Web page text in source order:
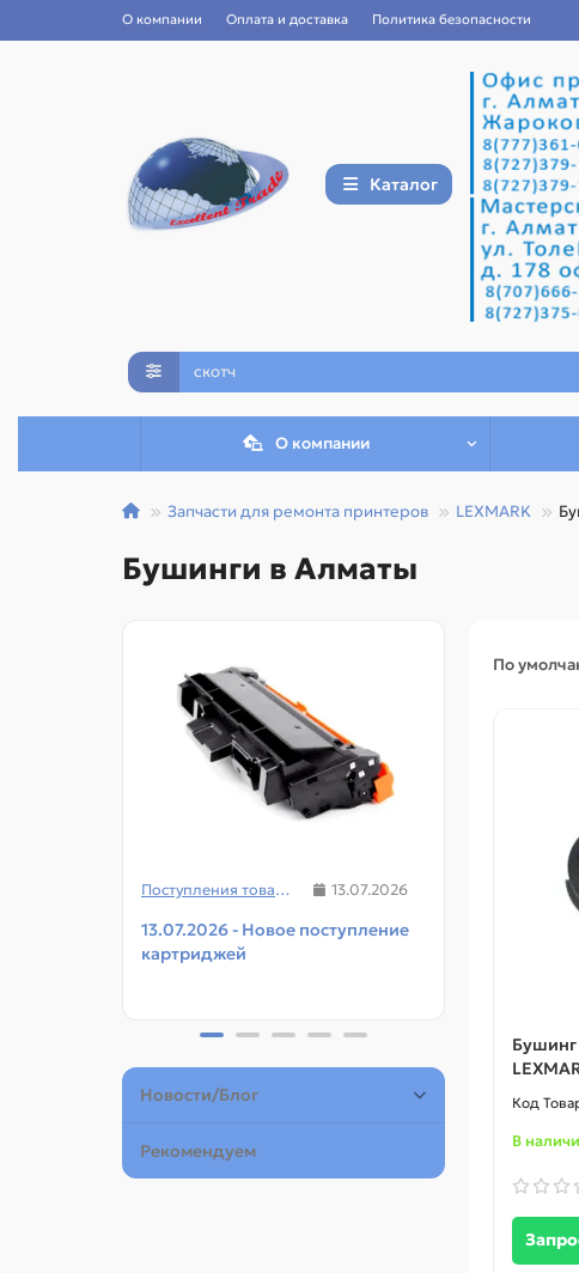
О компании Оплата и доставка Политика безопасности
Каталог
О компании
Запчасти для ремонта принтеров LEXMARK
Бушинги в Алматы
Поступления товаров 13.07.2026
13.07.2026 - Новое поступление
картриджей
Новости/Блог
Рекомендуем
По
Бушинг
В